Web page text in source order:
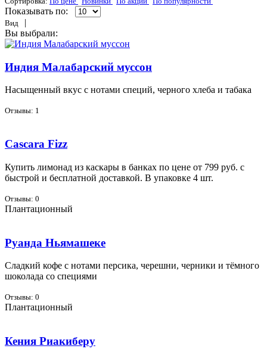
Показывать по:
Вид
|
Вы выбрали:
Индия Малабарский муссон
На­сы­щен­ный вкус с но­та­ми спе­ций, чер­но­го хле­ба и та­ба­ка
Отзывы: 1
Cascara Fizz
Ку­пить ли­мо­над из кас­ка­ры в бан­ках по цене от 799 руб. с
быст­рой и бес­плат­ной до­став­кой. В упа­ков­ке 4 шт.
Отзывы: 0
Плантационный
Руанда Ньямашеке
Слад­кий ко­фе с но­та­ми пер­си­ка, че­реш­ни, чер­ни­ки и тём­но­го
шо­ко­ла­да со спе­ци­я­ми
Отзывы: 0
Плантационный
Кения Риакиберу